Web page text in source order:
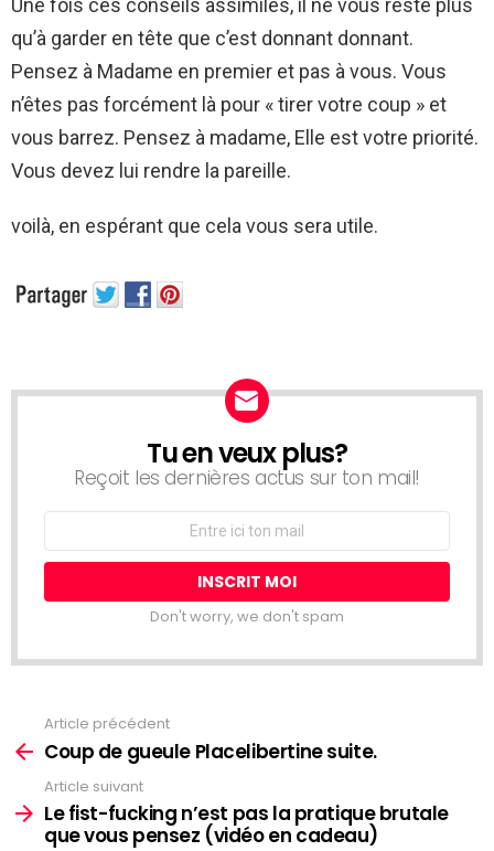
Une fois ces conseils assimilés, il ne vous reste plus
qu’à garder en tête que c’est donnant donnant.
Pensez à Madame en premier et pas à vous. Vous
n’êtes pas forcément là pour « tirer votre coup » et
vous barrez. Pensez à madame, Elle est votre priorité.
Vous devez lui rendre la pareille.
voilà, en espérant que cela vous sera utile.
NEWSLETTERTu en veux plus?
Reçoit les dernières actus sur ton mail!
Don't worry, we don't spam
more
Article précédent
Coup de gueule Placelibertine suite.
Article suivant
Le fist-fucking n’est pas la pratique brutale
que vous pensez (vidéo en cadeau)